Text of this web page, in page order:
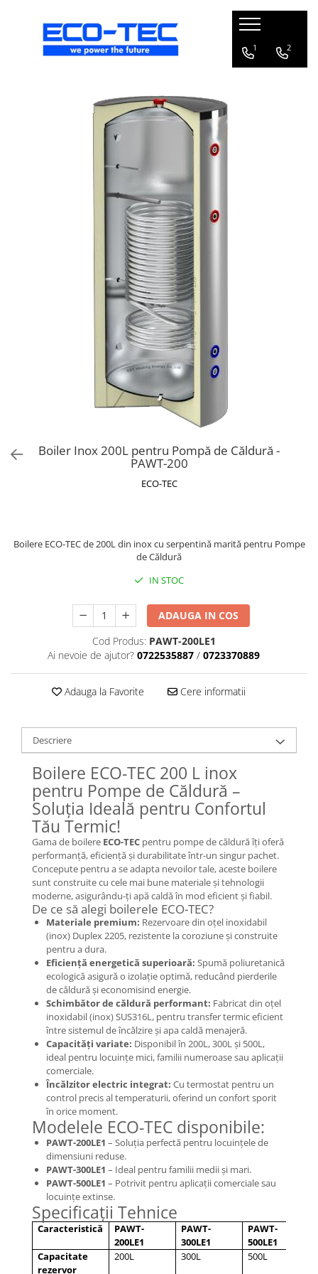
Pompe de căldură, boilere și accesorii
Pompe de căldură pentru încălzire
Pompe de căldură piscină
Pachete pompă de căldură R290 cu
Accesorii pompă de căldură
1 2
Boiler Inox 200L pentru Pompă de Căldură -
PAWT-200
ECO-TEC
Boilere ECO-TEC de 200L din inox cu serpentină marită pentru Pompe
de Căldură
IN STOC
ADAUGA IN COS
Cod Produs: PAWT-200LE1
Ai nevoie de ajutor? 0722535887 / 0723370889
Adauga la Favorite Cere informatii
Descriere
Boilere ECO-TEC 200 L inox
pentru Pompe de Căldură –
Soluția Ideală pentru Confortul
Tău Termic!
Gama de boilere ECO-TEC pentru pompe de căldură îți oferă
performanță, eficiență și durabilitate într-un singur pachet.
Concepute pentru a se adapta nevoilor tale, aceste boilere
sunt construite cu cele mai bune materiale și tehnologii
moderne, asigurându-ți apă caldă în mod eficient și fiabil.
De ce să alegi boilerele ECO-TEC?
Materiale premium: Rezervoare din oțel inoxidabil
(inox) Duplex 2205, rezistente la coroziune și construite
pentru a dura.
Eficiență energetică superioară: Spumă poliuretanică
ecologică asigură o izolație optimă, reducând pierderile
de căldură și economisind energie.
Schimbător de căldură performant: Fabricat din oțel
inoxidabil (inox) SUS316L, pentru transfer termic eficient
între sistemul de încălzire și apa caldă menajeră.
Capacități variate: Disponibil în 200L, 300L și 500L,
ideal pentru locuințe mici, familii numeroase sau aplicații
comerciale.
Încălzitor electric integrat: Cu termostat pentru un
control precis al temperaturii, oferind un confort sporit
în orice moment.
Modelele ECO-TEC disponibile:
PAWT-200LE1 – Soluția perfectă pentru locuințele de
dimensiuni reduse.
PAWT-300LE1 – Ideal pentru familii medii și mari.
PAWT-500LE1 – Potrivit pentru aplicații comerciale sau
locuințe extinse.
Specificații Tehnice
Caracteristică
PAWT-
200LE1
PAWT-
300LE1
PAWT-
500LE1
Capacitate
rezervor
200L 300L 500L